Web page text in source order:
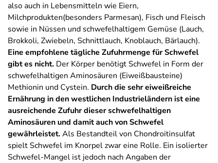
also auch in Lebensmitteln wie Eiern,
Milchprodukten(besonders Parmesan), Fisch und Fleisch
sowie in Nüssen und schwefelhaltigem Gemüse (Lauch,
Brokkoli, Zwiebeln, Schnittlauch, Knoblauch, Bärlauch).
Eine empfohlene tägliche Zufuhrmenge für Schwefel
gibt es nicht. Der Körper benötigt Schwefel in Form der
schwefelhaltigen Aminosäuren (Eiweißbausteine)
Methionin und Cystein. Durch die sehr eiweißreiche
Ernährung in den westlichen Industrieländern ist eine
ausreichende Zufuhr dieser schwefelhaltigen
Aminosäuren und damit auch von Schwefel
gewährleistet.Als Bestandteil von Chondroitinsulfat
spielt Schwefel im Knorpel zwar eine Rolle. Ein isolierter
Schwefel-Mangel ist jedoch nach Angaben der